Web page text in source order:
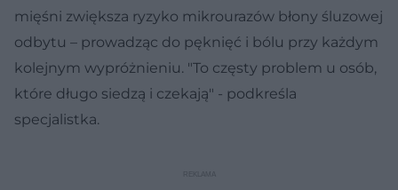
mięśni zwiększa ryzyko mikrourazów błony śluzowej
odbytu – prowadząc do pęknięć i bólu przy każdym
kolejnym wypróżnieniu. "To częsty problem u osób,
które długo siedzą i czekają" - podkreśla
specjalistka.